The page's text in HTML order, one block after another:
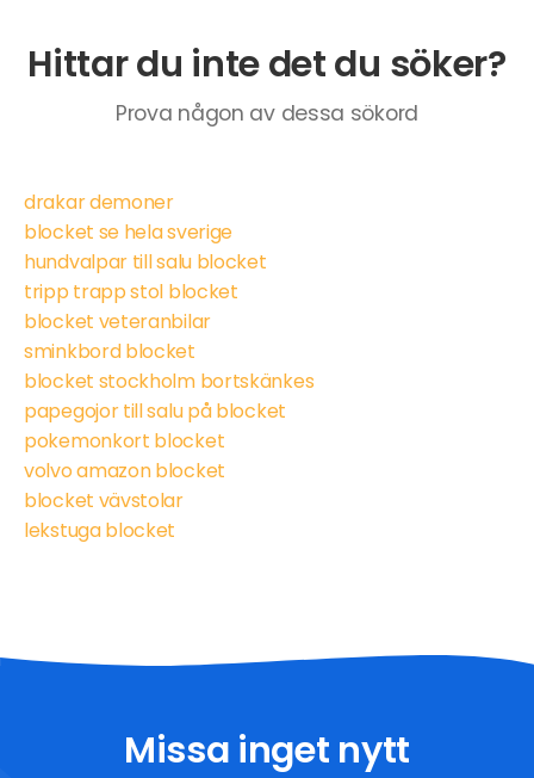
Hittar du inte det du söker?
Prova någon av dessa sökord
drakar demoner
blocket se hela sverige
hundvalpar till salu blocket
tripp trapp stol blocket
blocket veteranbilar
sminkbord blocket
blocket stockholm bortskänkes
papegojor till salu på blocket
pokemonkort blocket
volvo amazon blocket
blocket vävstolar
lekstuga blocket
Missa inget nytt